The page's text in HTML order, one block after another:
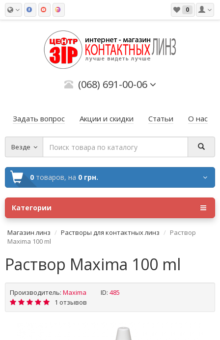
0
(068) 691-00-06
Задать вопрос Акции и скидки Статьи О нас
Везде
0 товаров, на 0 грн.
Категории
Магазин линз Растворы для контактных линз
Раствор
Maxima 100 ml
Раствор Maxima 100 ml
Производитель: Maxima ID: 485
1 отзывов